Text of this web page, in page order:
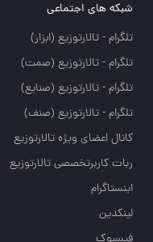
شبکه های اجتماعی
تلگرام - تالارتوزيع (ابزار)
تلگرام - تالارتوزيع (صمت)
تلگرام - تالارتوزيع (صنايع)
تلگرام - تالارتوزیع (صنف)
کانال اعضای ویژه تالارتوزیع
ربات کاربرتخصصی تالارتوزیع
اینستاگرام
لینکدین